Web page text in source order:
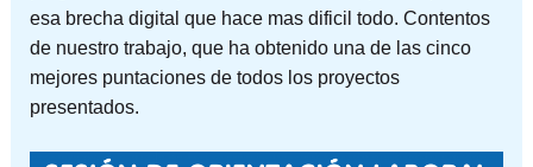
esa brecha digital que hace mas dificil todo. Contentos
de nuestro trabajo, que ha obtenido una de las cinco
mejores puntaciones de todos los proyectos
presentados.